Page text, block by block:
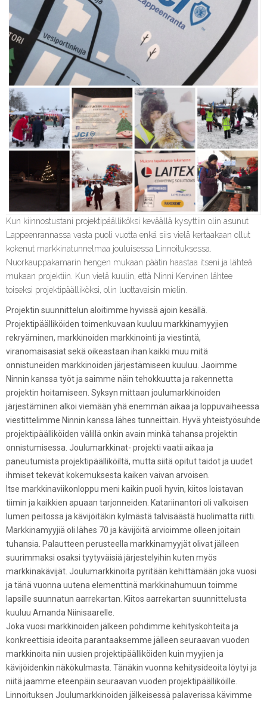
Kun kiinnostustani projektipäälliköksi keväällä kysyttiin olin asunut
Lappeenrannassa vasta puoli vuotta enkä siis vielä kertaakaan ollut
kokenut markkinatunnelmaa jouluisessa Linnoituksessa.
Nuorkauppakamarin hengen mukaan päätin haastaa itseni ja lähteä
mukaan projektiin. Kun vielä kuulin, että Ninni Kervinen lähtee
toiseksi projektipäälliköksi, olin luottavaisin mielin.
Projektin suunnittelun aloitimme hyvissä ajoin kesällä.
Projektipäälliköiden toimenkuvaan kuuluu markkinamyyjien
rekryäminen, markkinoiden markkinointi ja viestintä,
viranomaisasiat sekä oikeastaan ihan kaikki muu mitä
onnistuneiden markkinoiden järjestämiseen kuuluu. Jaoimme
Ninnin kanssa työt ja saimme näin tehokkuutta ja rakennetta
projektin hoitamiseen. Syksyn mittaan joulumarkkinoiden
järjestäminen alkoi viemään yhä enemmän aikaa ja loppuvaiheessa
viestittelimme Ninnin kanssa lähes tunneittain. Hyvä yhteistyösuhde
projektipäälliköiden välillä onkin avain minkä tahansa projektin
onnistumisessa. Joulumarkkinat- projekti vaatii aikaa ja
paneutumista projektipäälliköiltä, mutta siitä opitut taidot ja uudet
ihmiset tekevät kokemuksesta kaiken vaivan arvoisen.
Itse markkinaviikonloppu meni kaikin puoli hyvin, kiitos loistavan
tiimin ja kaikkien apuaan tarjonneiden. Katariinantori oli valkoisen
lumen peitossa ja kävijöitäkin kylmästä talvisäästä huolimatta riitti.
Markkinamyyjiä oli lähes 70 ja kävijöitä arvioimme olleen joitain
tuhansia. Palautteen perusteella markkinamyyjät olivat jälleen
suurimmaksi osaksi tyytyväisiä järjestelyihin kuten myös
markkinakävijät. Joulumarkkinoita pyritään kehittämään joka vuosi
ja tänä vuonna uutena elementtinä markkinahumuun toimme
lapsille suunnatun aarrekartan. Kiitos aarrekartan suunnittelusta
kuuluu Amanda Niinisaarelle.
Joka vuosi markkinoiden jälkeen pohdimme kehityskohteita ja
konkreettisia ideoita parantaaksemme jälleen seuraavan vuoden
markkinoita niin uusien projektipäälliköiden kuin myyjien ja
kävijöidenkin näkökulmasta. Tänäkin vuonna kehitysideoita löytyi ja
niitä jaamme eteenpäin seuraavan vuoden projektipäälliköille.
Linnoituksen Joulumarkkinoiden jälkeisessä palaverissa kävimme